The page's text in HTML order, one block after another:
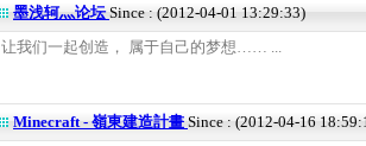
墨浅轲灬论坛Since : (2012-04-01 13:29:33)
让我们一起创造， 属于自己的梦想…… ...
Minecraft - 嶺東建造計畫 Since : (2012-04-16